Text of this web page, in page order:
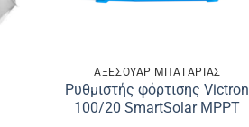
ΑΞΕΣΟΥΑΡ ΜΠΑΤΑΡΙΑΣ
Ρυθμιστής φόρτισης Victron
100/20 SmartSolar MPPT